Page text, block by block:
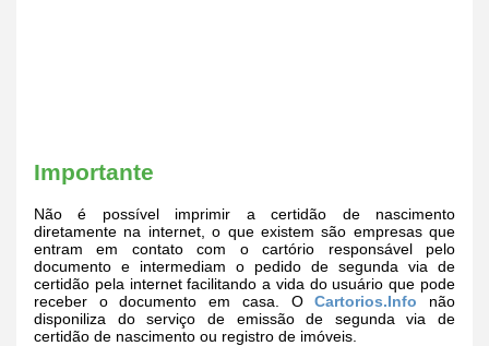
Importante
Não é possível imprimir a certidão de nascimento
diretamente na internet, o que existem são empresas que
entram em contato com o cartório responsável pelo
documento e intermediam o pedido de segunda via de
certidão pela internet facilitando a vida do usuário que pode
receber o documento em casa. OCartorios.Info não
disponiliza do serviço de emissão de segunda via de
certidão de nascimento ou registro de imóveis.